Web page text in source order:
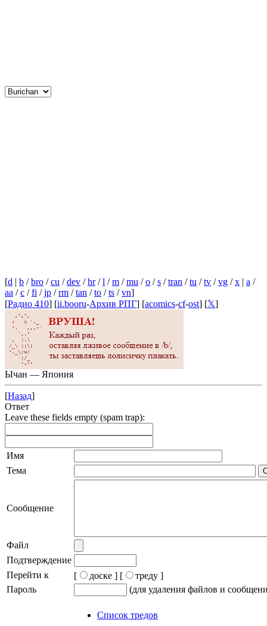
[d | b /bro /cu /dev /hr/l /m /mu /o /s /tran /tu /tv /vg /x | a /
aa /c /fi /jp /rm /tan /to /ts /vn]
[Радио 410] [ii.booru-Архив РПГ] [acomics-cf-ost] [𝕏]
Ычан — Япония
[Назад]
Ответ
Leave these fields empty (spam trap):
Имя
Тема
Сообщение
Файл
Подтверждение
Перейти к
[ доске ] [
треду ]
Пароль
(для удаления файлов и
Список тредов